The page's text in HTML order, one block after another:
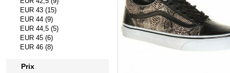
EUR 43 (15)
EUR 44 (9)
EUR 44,5 (5)
EUR 45 (6)
EUR 46 (8)
Prix